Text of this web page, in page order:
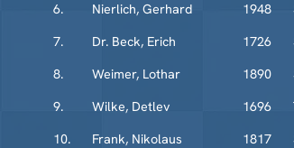
6.
Nierlich, Gerhard 1948
7.
Dr. Beck, Erich 1726
8.
Weimer, Lothar 1890
9.
Wilke, Detlev 1696
10.
Frank, Nikolaus 1817